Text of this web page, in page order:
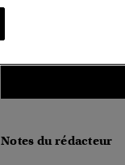
Notes du rédacteur